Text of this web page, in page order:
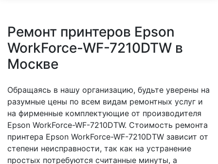
Ремонт принтеров Epson
WorkForce-WF-7210DTW в
Москве
Обращаясь в нашу организацию, будьте уверены на
разумные цены по всем видам ремонтных услуг и
на фирменные комплектующие от производителя
Epson WorkForce-WF-7210DTW. Стоимость ремонта
принтера Epson WorkForce-WF-7210DTW зависит от
степени неисправности, так как на устранение
простых потребуются считанные минуты, а